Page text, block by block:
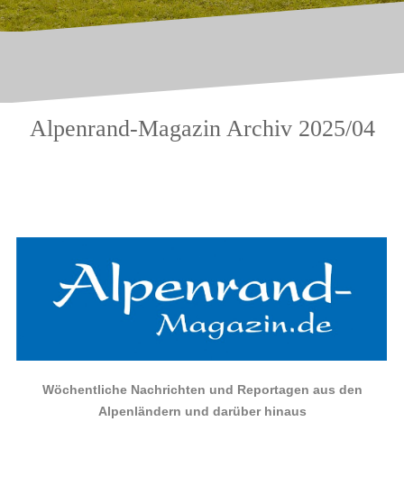
Alpenrand-Magazin Archiv 2025/04
Wöchentliche Nachrichten und Reportagen aus den
Alpenländern und darüber hinaus